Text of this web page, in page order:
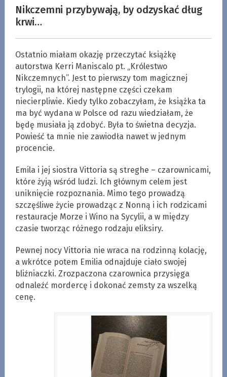
Nikczemni przybywają, by odzyskać dług
krwi…
Ostatnio miałam okazję przeczytać książkę
autorstwa Kerri Maniscalo pt. „Królestwo
Nikczemnych”. Jest to pierwszy tom magicznej
trylogii, na której następne części czekam
niecierpliwie. Kiedy tylko zobaczyłam, że książka ta
ma być wydana w Polsce od razu wiedziałam, że
będę musiała ją zdobyć. Była to świetna decyzja.
Powieść ta mnie nie zawiodła nawet w jednym
procencie.
Emila i jej siostra Vittoria są streghe – czarownicami,
które żyją wśród ludzi. Ich głównym celem jest
uniknięcie rozpoznania. Mimo tego prowadzą
szczęśliwe życie prowadząc z Nonną i ich rodzicami
restauracje Morze i Wino na Sycylii, a w między
czasie tworząc różnego rodzaju eliksiry.
Pewnej nocy Vittoria nie wraca na rodzinną kolację,
a wkrótce potem Emilia odnajduje ciało swojej
bliźniaczki. Zrozpaczona czarownica przysięga
odnaleźć mordercę i dokonać zemsty za wszelką
cenę.